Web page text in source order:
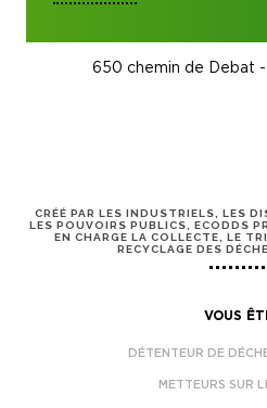
650 chemin de Debat
CRÉÉ PAR LES INDUSTRIELS, LES
LES POUVOIRS PUBLICS, ECODDS
EN CHARGE LA COLLECTE, LE
RECYCLAGE DES
VOUS
DÉTENTEUR DE
METTEURS SUR